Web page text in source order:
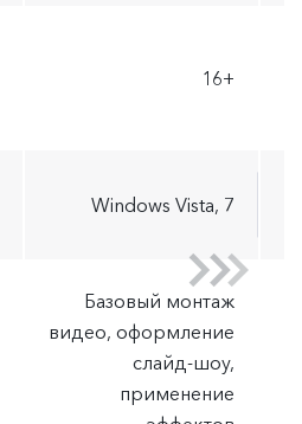
16+
Windows Vista, 7
Базовый монтаж
видео, оформление
слайд-шоу,
применение